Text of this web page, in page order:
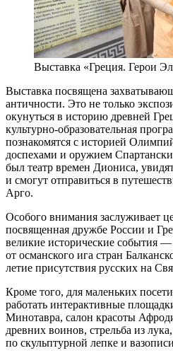
Выставка «Греция. Герои
Выставка посвящена
античности. Это не только
окунуться в историю древней
культурно-образовательная
познакомятся с историей
доспехами и оружием
был театр времен Диониса,
и смогут отправиться в
Арго.
Особого внимания заслуживает
посвященная дружбе России и
великие исторические события
от османского ига стран
летие присутствия русских на
Кроме того, для маленьких
работать интерактивные
Минотавра, салон красоты
древних воинов, стрельба из
по скульптурной лепке и